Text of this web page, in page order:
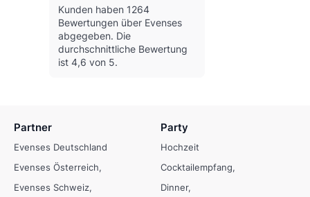
Kunden haben 1264
Bewertungen über Evenses
abgegeben. Die
durchschnittliche Bewertung
ist 4,6 von 5.
Partner
Evenses Deutschland
Evenses Österreich
Evenses Schweiz
Party
Hochzeit
Cocktailempfang
Dinner